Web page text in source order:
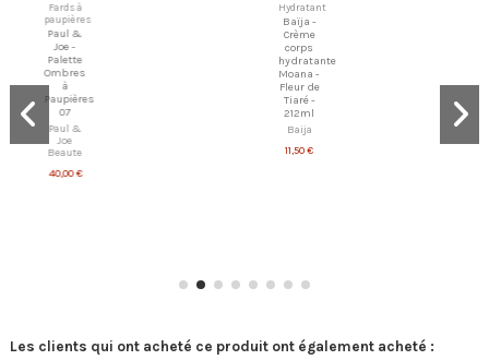
Fards à
paupières
Paul &
Palette
Ombres
à
Paupières
Paul &
Beaute
40,00 €
Hydratant
Baïja -
Crème
corps
hydratante
Moana -
Fleur de
Tiaré -
212ml
Baija
11,50 €
Les clients qui ont acheté ce produit ont également acheté :